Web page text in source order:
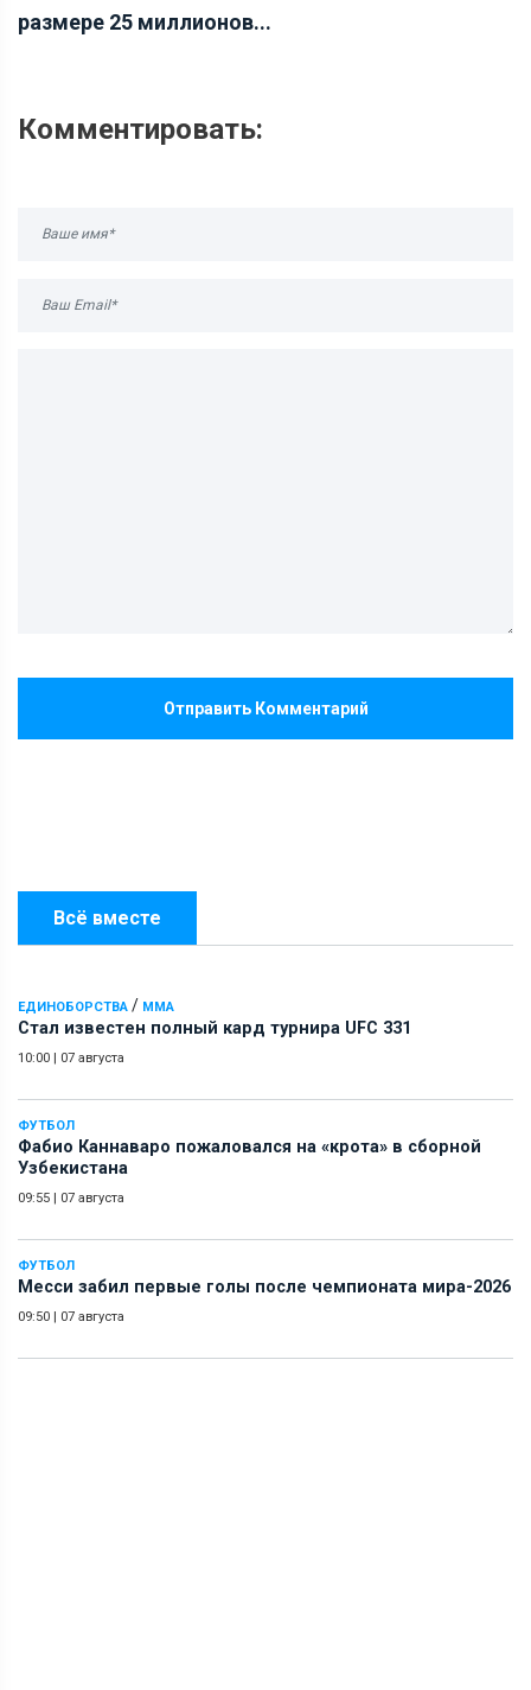
Всё вместе
ЕДИНОБОРСТВА / ММА
Стал известен полный кард турнира UFC 331
10:00 | 07 августа
ФУТБОЛ
Фабио Каннаваро пожаловался на «крота» в сборной
Узбекистана
09:55 | 07 августа
ФУТБОЛ
Месси забил первые голы после чемпионата мира-2026
09:50 | 07 августа
размере 25 миллионов...
Комментировать:
Отправить Комментарий